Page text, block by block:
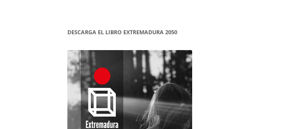
DESCARGA EL LIBRO EXTREMADURA 2050